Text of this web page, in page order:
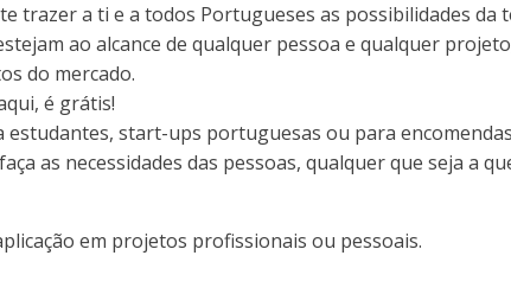
trazer a ti e a todos Portugueses as possibilidades da
ao alcance de qualquer pessoa e qualquer
do mercado.
é grátis!
start-ups portuguesas ou para
as necessidades das pessoas, qualquer que seja a
em projetos profissionais ou pessoais.